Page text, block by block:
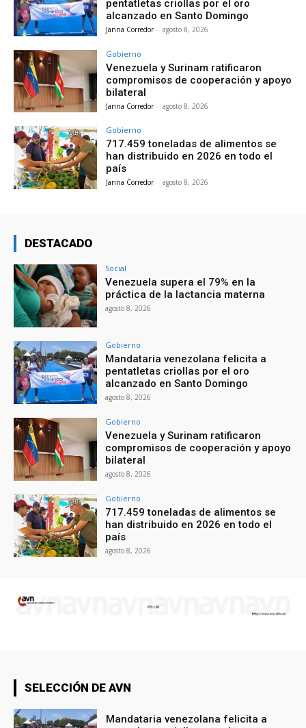
pentatletas criollas por el oro
alcanzado en Santo Domingo
Janna Corredor - agosto 8, 2026
Gobierno
Venezuela y Surinam ratificaron
compromisos de cooperación y apoyo
bilateral
Janna Corredor - agosto 8, 2026
Gobierno
717.459 toneladas de alimentos se
han distribuido en 2026 en todo el
país
Janna Corredor - agosto 8, 2026
DESTACADO
Social
Venezuela supera el 79% en la
práctica de la lactancia materna
agosto 8, 2026
Gobierno
Mandataria venezolana felicita a
pentatletas criollas por el oro
alcanzado en Santo Domingo
agosto 8, 2026
Gobierno
Venezuela y Surinam ratificaron
compromisos de cooperación y apoyo
bilateral
agosto 8, 2026
Gobierno
717.459 toneladas de alimentos se
han distribuido en 2026 en todo el
país
agosto 8, 2026
SELECCIÓN DE AVN
Mandataria venezolana felicita a